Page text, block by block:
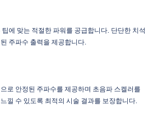
에 맞는 적절한 파워를 공급합니다. 단단한 치석
주파수 출력을 제공합니다.
로 안정된 주파수를 제공하며 초음파 스켈러를
낄 수 있도록 최적의 시술 결과를 보장합니다.